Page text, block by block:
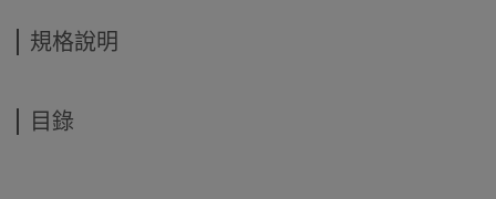
規格說明
目錄